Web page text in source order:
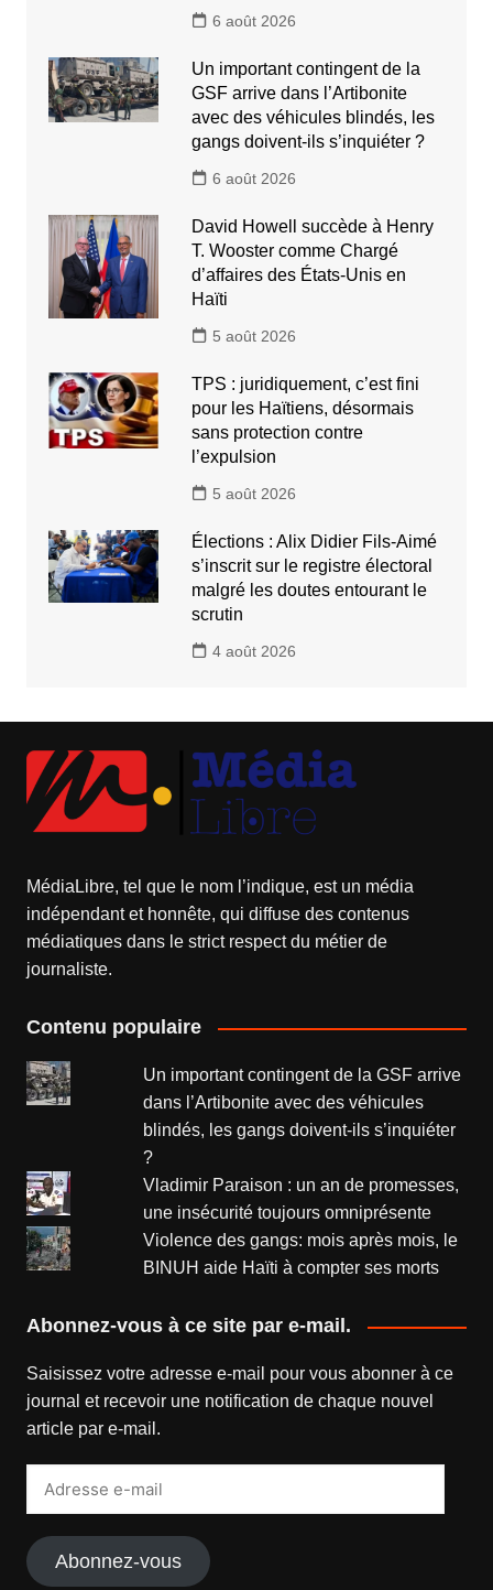
6 août 2026
Un important contingent de la
GSF arrive dans l’Artibonite
avec des véhicules blindés, les
gangs doivent-ils s’inquiéter ?
6 août 2026
David Howell succède à Henry
T. Wooster comme Chargé
d’affaires des États-Unis en
Haïti
5 août 2026
TPS : juridiquement, c’est fini
pour les Haïtiens, désormais
sans protection contre
l’expulsion
5 août 2026
Élections : Alix Didier Fils-Aimé
s’inscrit sur le registre électoral
malgré les doutes entourant le
scrutin
4 août 2026
MédiaLibre, tel que le nom l’indique, est un média
indépendant et honnête, qui diffuse des contenus
médiatiques dans le strict respect du métier de
journaliste.
Contenu populaire
Un important contingent de la GSF arrive
dans l’Artibonite avec des véhicules
blindés, les gangs doivent-ils s’inquiéter
?
Vladimir Paraison : un an de promesses,
une insécurité toujours omniprésente
Violence des gangs: mois après mois, le
BINUH aide Haïti à compter ses morts
Abonnez-vous à ce site par e-mail.
Saisissez votre adresse e-mail pour vous abonner à ce
journal et recevoir une notification de chaque nouvel
article par e-mail.
Abonnez-vous